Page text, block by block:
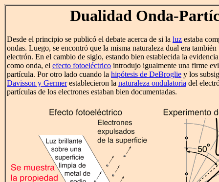
Dualidad Onda-
Desde el principio se publicó el debate acerca de si la luz estaba
ondas. Luego, se encontró que la misma naturaleza dual era
electrón. En el cambio de siglo, estando bien establecida la
como onda, el efecto fotoeléctrico introdujo igualmente una firme
partícula. Por otro lado cuando la hipótesis de DeBroglie y los
Davisson y Germerestablecieron la naturaleza ondulatoria del
partículas de los electrones estaban bien documentadas.